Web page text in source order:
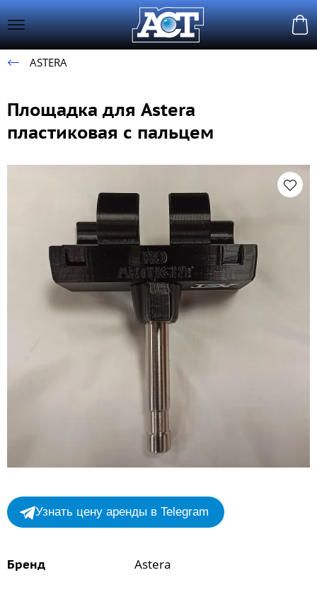
ASTERA
Площадка для Astera
пластиковая с пальцем
Узнать цену аренды в Telegram
Бренд Astera